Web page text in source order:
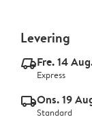
Levering
delivery_express_v2Fre. 14
Express
delivery_standard_v2Ons. 19
Standard